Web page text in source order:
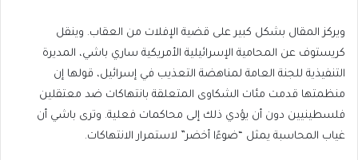
ويركز المقال بشكل كبير على قضية الإفلات من العقاب. وينقل
كريستوف عن المحامية الإسرائيلية الأمريكية ساري باشي، المديرة
التنفيذية للجنة العامة لمناهضة التعذيب في إسرائيل، قولها إن
منظمتها قدمت مئات الشكاوى المتعلقة بانتهاكات ضد معتقلين
فلسطينيين دون أن يؤدي ذلك إلى محاكمات فعلية. وترى باشي أن
غياب المحاسبة يمثل “ضوءًا أخضر” لاستمرار الانتهاكات.